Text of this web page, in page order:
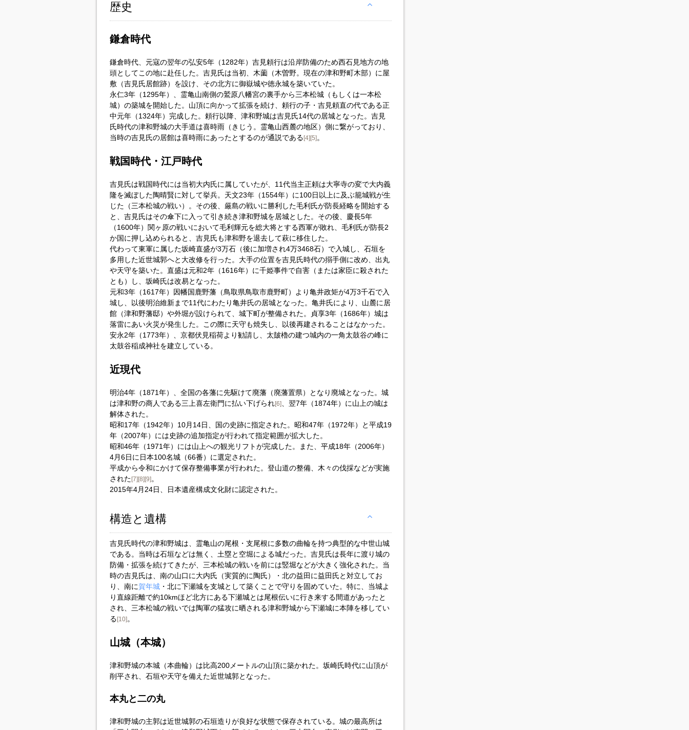
歴史
鎌倉時代
鎌倉時代、元寇の翌年の弘安5年（1282年）吉見頼行は沿岸防備のため西石見地方の地
頭としてこの地に赴任した。吉見氏は当初、木薗（木曽野。現在の津和野町木部）に屋
敷（吉見氏居館跡）を設け、その北方に御嶽城や徳永城を築いていた。
永仁3年（1295年）、霊亀山南側の鷲原八幡宮の裏手から三本松城（もしくは一本松
城）の築城を開始した。山頂に向かって拡張を続け、頼行の子・吉見頼直の代である正
中元年（1324年）完成した。頼行以降、津和野城は吉見氏14代の居城となった。吉見
氏時代の津和野城の大手道は喜時雨（きじう。霊亀山西麓の地区）側に繋がっており、
当時の吉見氏の居館は喜時雨にあったとするのが通説である [4] [5]。
戦国時代・江戸時代
吉見氏は戦国時代には当初大内氏に属していたが、11代当主正頼は大寧寺の変で大内義
隆を滅ぼした陶晴賢に対して挙兵。天文23年（1554年）に100日以上に及ぶ籠城戦が生
じた（三本松城の戦い）。その後、厳島の戦いに勝利した毛利氏が防長経略を開始する
と、吉見氏はその傘下に入って引き続き津和野城を居城とした。その後、慶長5年
（1600年）関ヶ原の戦いにおいて毛利輝元を総大将とする西軍が敗れ、毛利氏が防長2
か国に押し込められると、吉見氏も津和野を退去して萩に移住した。
代わって東軍に属した坂崎直盛が3万石（後に加増され4万3468石）で入城し、石垣を
多用した近世城郭へと大改修を行った。大手の位置を吉見氏時代の搦手側に改め、出丸
や天守を築いた。直盛は元和2年（1616年）に千姫事件で自害（または家臣に殺された
とも）し、坂崎氏は改易となった。
元和3年（1617年）因幡国鹿野藩（鳥取県鳥取市鹿野町）より亀井政矩が4万3千石で入
城し、以後明治維新まで11代にわたり亀井氏の居城となった。亀井氏により、山麓に居
館（津和野藩邸）や外堀が設けられて、城下町が整備された。貞享3年（1686年）城は
落雷にあい火災が発生した。この際に天守も焼失し、以後再建されることはなかった。
安永2年（1773年）、京都伏見稲荷より勧請し、太皷櫓の建つ城内の一角太鼓谷の峰に
太鼓谷稲成神社を建立している。
近現代
明治4年（1871年）、全国の各藩に先駆けて廃藩（廃藩置県）となり廃城となった。城
は津和野の商人である三上喜左衛門に払い下げられ[6]、翌7年（1874年）に山上の城は
解体された。
昭和17年（1942年）10月14日、国の史跡に指定された。昭和47年（1972年）と平成19
年（2007年）には史跡の追加指定が行われて指定範囲が拡大した。
昭和46年（1971年）には山上への観光リフトが完成した。また、平成18年（2006年）
4月6日に日本100名城（66番）に選定された。
平成から令和にかけて保存整備事業が行われた。登山道の整備、木々の伐採などが実施
された [7] [8] [9]。
2015年4月24日、日本遺産構成文化財に認定された。
構造と遺構
吉見氏時代の津和野城は、霊亀山の尾根・支尾根に多数の曲輪を持つ典型的な中世山城
である。当時は石垣などは無く、土塁と空堀による城だった。吉見氏は長年に渡り城の
防備・拡張を続けてきたが、三本松城の戦いを前には竪堀などが大きく強化された。当
時の吉見氏は、南の山口に大内氏（実質的に陶氏）・北の益田に益田氏と対立してお
り、南に賀年城・北に下瀬城を支城として築くことで守りを固めていた。特に、当城よ
り直線距離で約10kmほど北方にある下瀬城とは尾根伝いに行き来する間道があったと
され、三本松城の戦いでは陶軍の猛攻に晒される津和野城から下瀬城に本陣を移してい
る [10]。
山城（本城）
津和野城の本城（本曲輪）は比高200メートルの山頂に築かれた。坂崎氏時代に山頂が
削平され、石垣や天守を備えた近世城郭となった。
本丸と二の丸
津和野城の主郭は近世城郭の石垣造りが良好な状態で保存されている。城の最高所は